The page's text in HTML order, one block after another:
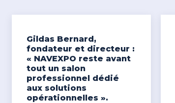
Gildas Bernard,
fondateur et directeur :
« NAVEXPO reste avant
tout un salon
professionnel dédié
aux solutions
opérationnelles ».